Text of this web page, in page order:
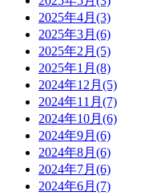
2025年4月(3)
2025年3月(6)
2025年2月(5)
2025年1月(8)
2024年12月(5)
2024年11月(7)
2024年10月(6)
2024年9月(6)
2024年8月(6)
2024年7月(6)
2024年6月(7)